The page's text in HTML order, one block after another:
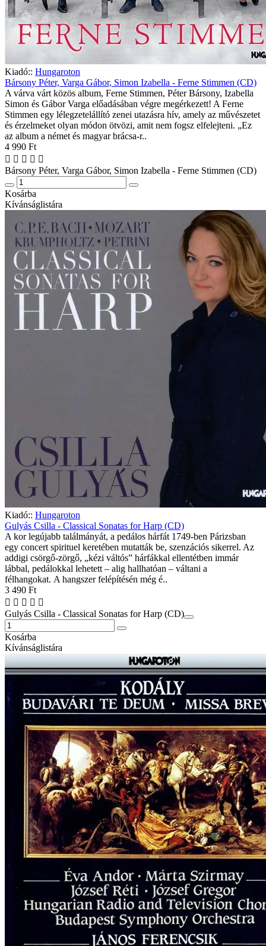
Kiadó:: Hungaroton
Bársony Péter, Varga Gábor, Simon Izabella - Ferne Stimmen (CD)
A várva várt közös album, Ferne Stimmen, Péter Bársony, Izabella
Simon és Gábor Varga előadásában végre megérkezett! A Ferne
Stimmen egy lélegzetelállító zenei utazásra hív, amely az művészetet
és érzelmeket olyan módon ötvözi, amit nem fogsz elfelejteni. „Ez
az album a német és magyar brácsa-r..
4 990 Ft
Bársony Péter, Varga Gábor, Simon Izabella - Ferne Stimmen (CD)
Kosárba
Kívánságlistára
Kiadó:: Hungaroton
Gulyás Csilla - Classical Sonatas for Harp (CD)
A kor legújabb találmányát, a pedálos hárfát 1749-ben Párizsban
egy concert spirituel keretében mutatták be, szenzációs sikerrel. Az
addigi csörgő-zörgő, „kézi váltós” hárfákkal ellentétben immár
lábbal, pedálokkal lehetett – alig hallhatóan – váltani a
félhangokat. A hangszer felépítésén még é..
3 490 Ft
Gulyás Csilla - Classical Sonatas for Harp (CD)
Kosárba
Kívánságlistára